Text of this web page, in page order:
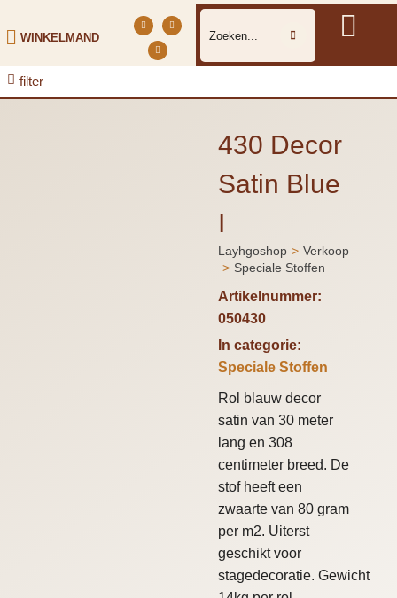
WINKELMAND
filter
430 Decor
Satin Blue
I
Je bent hier:
Layhgoshop
Verkoop
Speciale Stoffen
Artikelnummer:
050430
In categorie:
Speciale Stoffen
Rol blauw decor
satin van 30 meter
lang en 308
centimeter breed. De
stof heeft een
zwaarte van 80 gram
per m2. Uiterst
geschikt voor
stagedecoratie. Gewicht